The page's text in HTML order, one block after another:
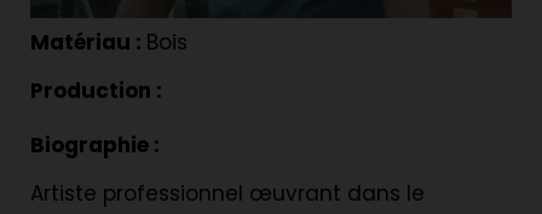
Matériau : Bois
Production :
Biographie :
Artiste professionnel œuvrant dans le